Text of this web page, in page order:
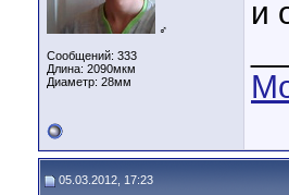
♂
Сообщений: 333
Длина: 2090мкм
Диаметр: 28мм
и
05.03.2012, 17:23